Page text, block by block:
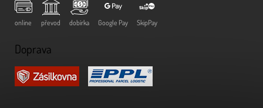
online převod dobírka Google Pay SkipPay
Doprava